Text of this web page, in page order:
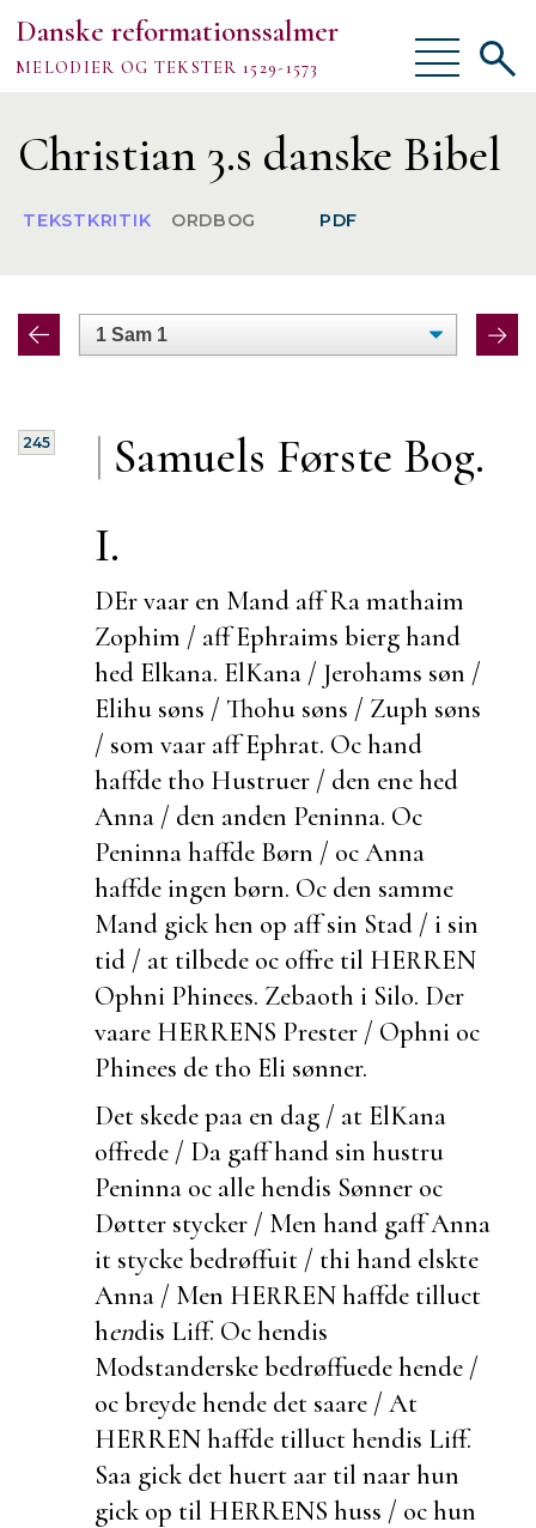
Danske reformationssalmer
MELODIER OG TEKSTER 1529-1573
Vis/skjul
menu
Om
TEKSTER
MELODIER
Vis/
Christian 3.s danske Bibel
TEKSTKRITIK ORDBOG PDF
|
245
Samuels Første Bog.
I.
DEr vaar en Mand aff Ra mathaim
Zophim / aff Ephraims bierg hand
hed Elkana. ElKana / Jerohams søn /
Elihu søns / Thohu søns / Zuph søns
/ som vaar aff Ephrat. Oc hand
haffde tho Hustruer / den ene hed
Anna / den anden Peninna. Oc
Peninna haffde Børn / oc Anna
haffde ingen børn. Oc den samme
Mand gick hen op aff sin Stad / i sin
tid / at tilbede oc offre til HERREN
Ophni Phinees. Zebaoth i Silo. Der
vaare HERRENS Prester / Ophni oc
Phinees de tho Eli sønner.
Det skede paa en dag / at ElKana
offrede / Da gaff hand sin hustru
Peninna oc alle hendis Sønner oc
Døtter stycker / Men hand gaff Anna
it stycke bedrøffuit / thi hand elskte
Anna / Men HERREN haffde tilluct
hendis Liff. Oc hendis
Modstanderske bedrøffuede hende /
oc breyde hende det saare / At
HERREN haffde tilluct hendis Liff.
Saa gick det huert aar til naar hun
gick op til HERRENS huss / oc hun